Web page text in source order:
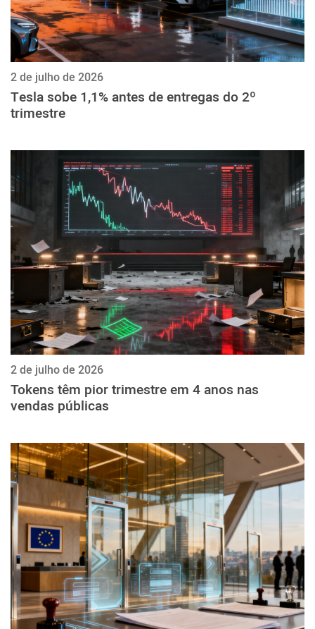
2 de julho de 2026
Tesla sobe 1,1% antes de entregas do 2º
trimestre
2 de julho de 2026
Tokens têm pior trimestre em 4 anos nas
vendas públicas